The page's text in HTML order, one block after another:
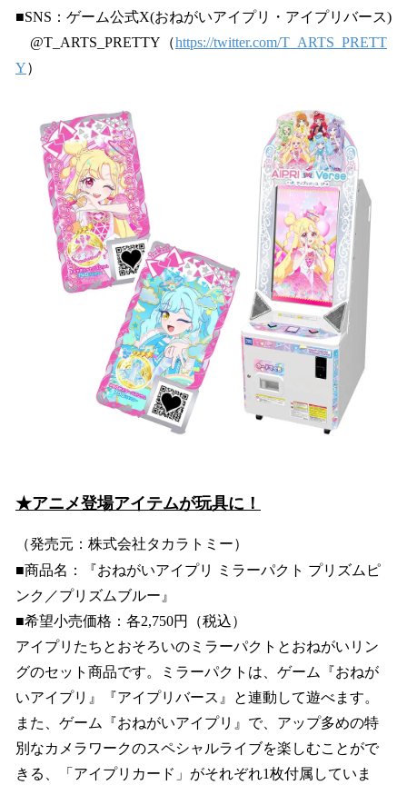
■SNS：ゲーム公式X(おねがいアイプリ・アイプリバース)
@T_ARTS_PRETTY（https://twitter.com/T_ARTS_PRETT
Y）
★アニメ登場アイテムが玩具に！
（発売元：株式会社タカラトミー）
■商品名：『おねがいアイプリ ミラーパクト プリズムピ
ンク／プリズムブルー』
■希望小売価格：各2,750円（税込）
アイプリたちとおそろいのミラーパクトとおねがいリン
グのセット商品です。ミラーパクトは、ゲーム『おねが
いアイプリ』『アイプリバース』と連動して遊べます。
また、ゲーム『おねがいアイプリ』で、アップ多めの特
別なカメラワークのスペシャルライブを楽しむことがで
きる、「アイプリカード」がそれぞれ1枚付属していま